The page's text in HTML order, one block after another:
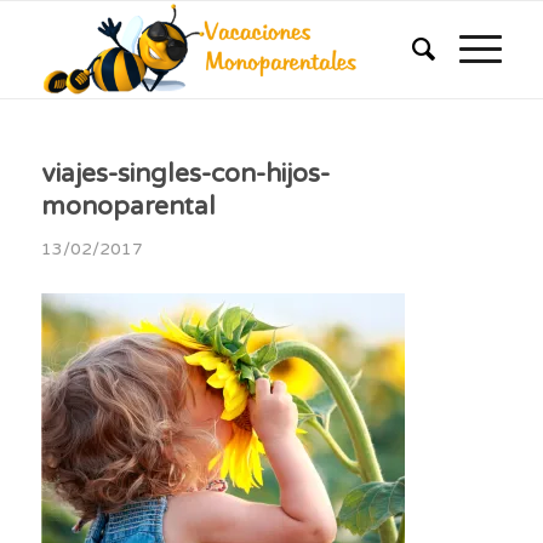
viajes-singles-con-hijos-
monoparental
13/02/2017